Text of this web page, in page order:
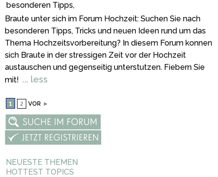
besonderen Tipps,
Braute unter sich im Forum Hochzeit: Suchen Sie nach
besonderen Tipps, Tricks und neuen Ideen rund um das
Thema Hochzeitsvorbereitung? In diesem Forum konnen
sich Braute in der stressigen Zeit vor der Hochzeit
austauschen und gegenseitig unterstutzen. Fiebern Sie
mit! ... less
1 2 VOR ►
NEUESTE THEMEN
HOTTEST TOPICS